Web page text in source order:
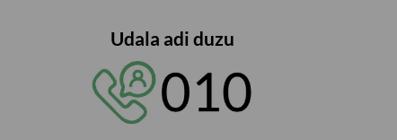
Udala adi duzu